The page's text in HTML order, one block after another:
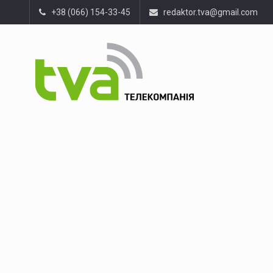
+38 (066) 154-33-45 redaktor.tva@gmail.com